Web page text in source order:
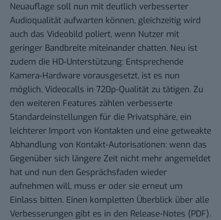
Neuauflage soll nun mit deutlich verbesserter
Audioqualität aufwarten können, gleichzeitig wird
auch das Videobild poliert, wenn Nutzer mit
geringer Bandbreite miteinander chatten. Neu ist
zudem die HD-Unterstützung: Entsprechende
Kamera-Hardware vorausgesetzt, ist es nun
möglich, Videocalls in 720p-Qualität zu tätigen. Zu
den weiteren Features zählen verbesserte
Standardeinstellungen für die Privatsphäre, ein
leichterer Import von Kontakten und eine getweakte
Abhandlung von Kontakt-Autorisationen: wenn das
Gegenüber sich längere Zeit nicht mehr angemeldet
hat und nun den Gesprächsfaden wieder
aufnehmen will, muss er oder sie erneut um
Einlass bitten. Einen kompletten Überblick über alle
Verbesserungen gibt es in den Release-Notes (PDF).